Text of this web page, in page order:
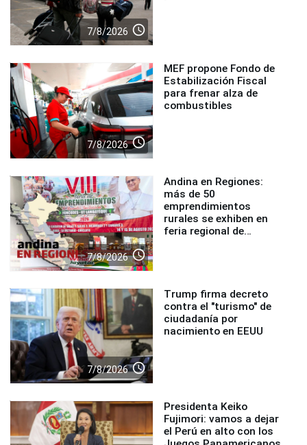
7/8/2026 access_time
7/8/2026 access_time
MEF propone Fondo de
Estabilización Fiscal
para frenar alza de
combustibles
7/8/2026 access_time
Andina en Regiones:
más de 50
emprendimientos
rurales se exhiben en
feria regional de
7/8/2026 access_time
Trump firma decreto
contra el "turismo" de
ciudadanía por
nacimiento en EEUU
Presidenta Keiko
Fujimori: vamos a dejar
el Perú en alto con los